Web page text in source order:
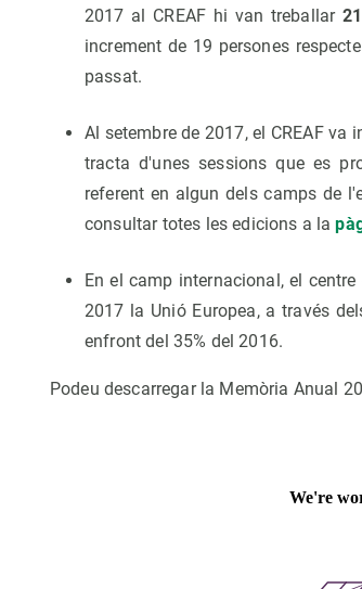
2017 al CREAF hi van treballar
increment de 19 persones
passat.
Al setembre de 2017, el CREAF
tracta d'unes sessions que es
referent en algun dels camps de
consultar totes les edicions a la
En el camp internacional, el
2017 la Unió Europea, a través
enfront del 35% del 2016.
Podeu descarregar la Memòria Anual